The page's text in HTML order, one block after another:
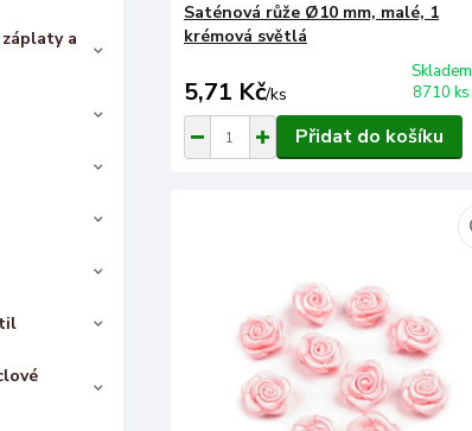
záplaty a
Saténová růže Ø10 mm, malé, 1
krémová světlá
5,71 Kč/ks
Skladem
8710 ks
Přidat do košíku